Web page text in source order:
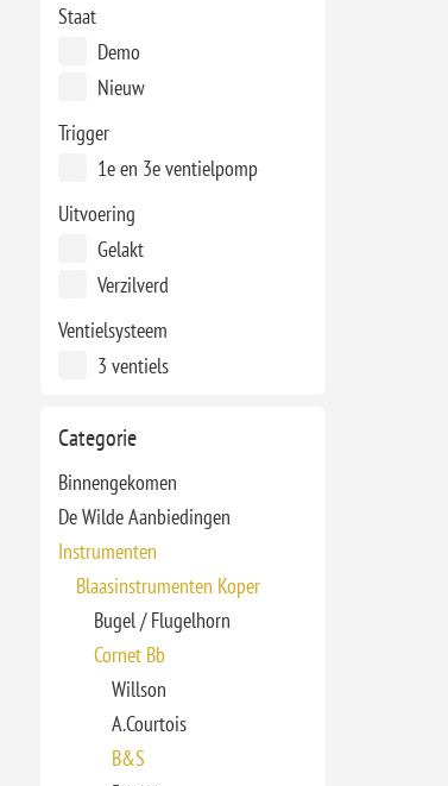
Staat
Demo
Nieuw
Trigger
1e en 3e ventielpomp
Uitvoering
Gelakt
Verzilverd
Ventielsysteem
3 ventiels
Categorie
Binnengekomen
De Wilde Aanbiedingen
Instrumenten
Blaasinstrumenten Koper
Bugel / Flugelhorn
Cornet Bb
Willson
A.Courtois
B&S